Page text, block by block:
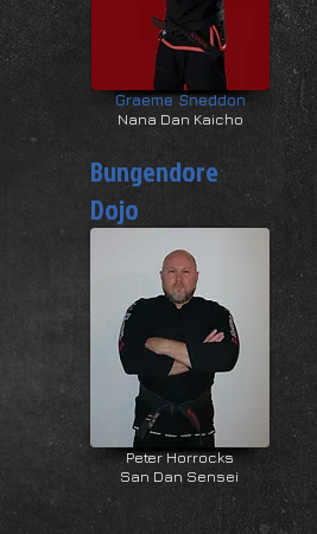
Graeme Sneddon
Nana Dan Kaicho
Bungendore
Dojo
Peter Horrocks
San Dan Sensei